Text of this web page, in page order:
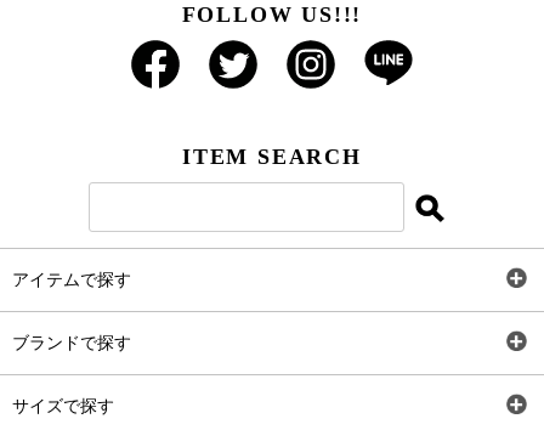
FOLLOW US!!!
ITEM SEARCH
アイテムで探す
ブランドで探す
サイズで探す